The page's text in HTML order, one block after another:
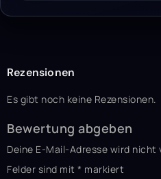
Rezensionen
Es gibt noch keine Rezensionen.
Bewertung abgeben
Deine E-Mail-Adresse wird
Felder sind mit * markiert